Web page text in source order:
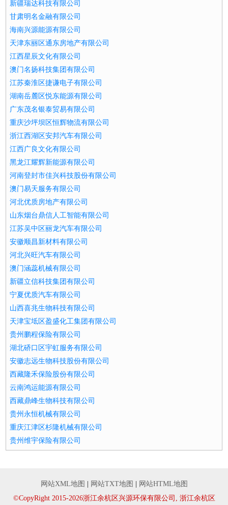
新疆瑞达科技有限公司
甘肃明名金融有限公司
海南兴源能源有限公司
天津东丽区通东房地产有限公司
江西星辰文化有限公司
澳门名扬科技集团有限公司
江苏秦淮区捷谦电子有限公司
湖南岳麓区悦东能源有限公司
广东茂名银泰贸易有限公司
重庆沙坪坝区恒辉物流有限公司
浙江西湖区安邦汽车有限公司
江西广良文化有限公司
黑龙江耀辉新能源有限公司
河南登封市佳兴科技股份有限公司
澳门易天服务有限公司
河北优质房地产有限公司
山东烟台鼎信人工智能有限公司
江苏吴中区丽龙汽车有限公司
安徽顺昌新材料有限公司
河北兴旺汽车有限公司
澳门涵蕊机械有限公司
新疆立信科技集团有限公司
宁夏优质汽车有限公司
山西喜兆生物科技有限公司
天津宝坻区盈盛化工集团有限公司
贵州鹏程保险有限公司
湖北硚口区宇虹服务有限公司
安徽志远生物科技股份有限公司
西藏隆禾保险股份有限公司
云南鸿运能源有限公司
西藏鼎峰生物科技有限公司
贵州永恒机械有限公司
重庆江津区杉隆机械有限公司
贵州维宇保险有限公司
网站XML地图 网站TXT地图
网站HTML地图
©CopyRight 2015-2026浙江余杭区兴源环保有限公司, 浙江余杭区